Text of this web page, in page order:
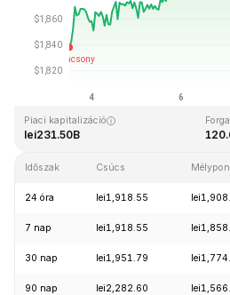
Utolsó frissítés: 2026-08-10, 12:03 GMT+0
Piaci kapitalizáció
lei231.50B
Időszak Csúcs
24 óra lei1,918.55
7 nap lei1,918.55
30 nap lei1,951.79
90 nap lei2,282.60